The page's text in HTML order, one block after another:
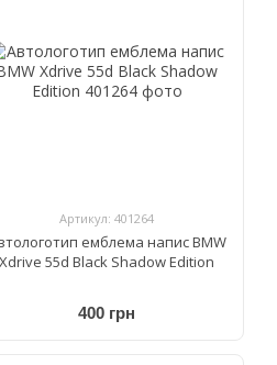
Артикул: 401264
емблема напис BMW
Xdrive 55d Black Shadow Edition
400 грн